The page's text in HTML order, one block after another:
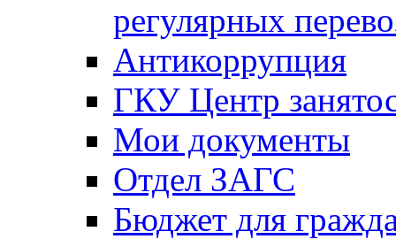
регулярных
Антикоррупция
ГКУ Центр
Мои документы
Отдел ЗАГС
Бюджет для